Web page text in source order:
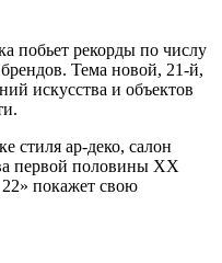
побьет рекорды по числу
Тема новой, 21-й,
искусства и объектов
стиля ар-деко, салон
первой половины XX
покажет свою